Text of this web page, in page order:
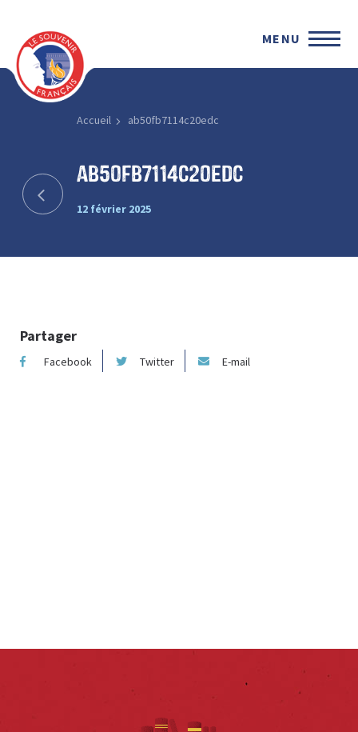
MENU
Accueil ab50fb7114c20edc
ab50fb7114c20edc
12 février 2025
Partager
Facebook Twitter E-mail